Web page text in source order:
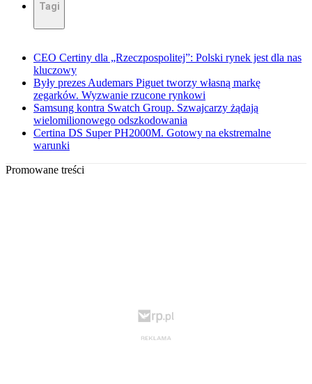
Tagi
CEO Certiny dla „Rzeczpospolitej”: Polski rynek jest dla nas
kluczowy
Były prezes Audemars Piguet tworzy własną markę
zegarków. Wyzwanie rzucone rynkowi
Samsung kontra Swatch Group. Szwajcarzy żądają
wielomilionowego odszkodowania
Certina DS Super PH2000M. Gotowy na ekstremalne
warunki
Promowane treści